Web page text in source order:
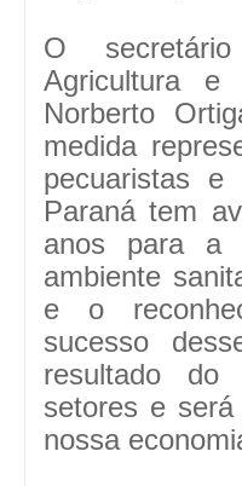
O
Agricultura e
Norberto
medida
pecuaristas
Paraná tem
anos para a
ambiente
e o
sucesso
resultado do
setores e
nossa